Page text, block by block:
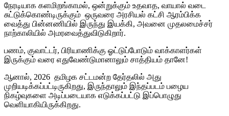
நேரடியாக களமிறங்காமல், ஒன்றுக்கும் உதவாத, வாயால் வடை
சுட்டுக்கொண்டிருக்கும் ஒருவரை அரசியல் கட்சி ஆரம்பிக்க
வைத்து பின்னணியில் இருந்து இயக்கி, அவனை முதலமைச்சர்
நாற்காலியில் அமரவைத்துவிடுகிறார்.
பணம், குவாட்டர், பிரியாணிக்கு ஓட்டுப்போடும் வாக்காளர்கள்
இருக்கும் வரை எதுவேண்டுமானாலும் சாத்தியம் தானே!
ஆனால், 2026 தமிழக சட்டமன்ற தேர்தலில் அது
முறியடிக்கப்பட்டிருகிறது, இருந்தாலும் இந்தப்படம் பழைய
நிகழ்வுகளை அடிப்படையாக எடுக்கப்பட்டு இப்பொழுது
வெளியாகியிருக்கிறது.